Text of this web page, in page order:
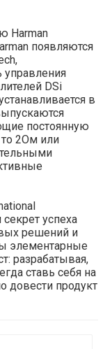
Harman
появляются
управления
DSi
в
постоянную
2Ом или
успеха
решений и
элементарные
разрабатывая,
ставь себя на
довести продукт